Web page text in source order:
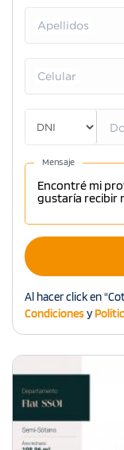
Apellidos
Celular
Mensaje
Al hacer click en
Condicionesy